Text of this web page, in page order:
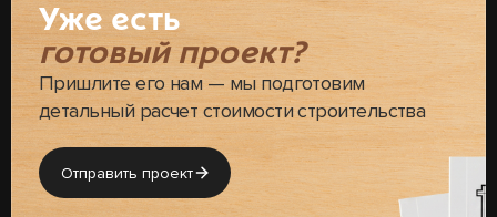
Уже есть
готовый проект?
Пришлите его нам — мы подготовим
детальный расчет стоимости строительства
Отправить проект